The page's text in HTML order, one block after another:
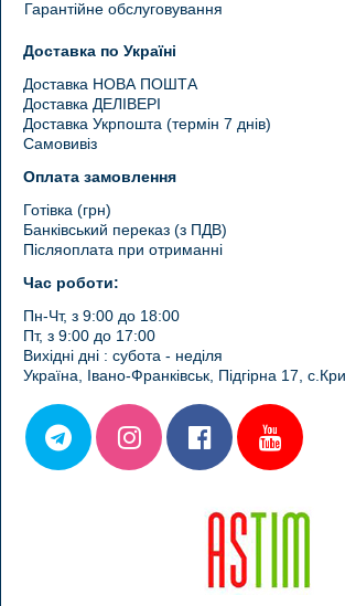
Гарантійне обслуговування
Доставка по Україні
Доставка НОВА ПОШТА
Доставка ДЕЛІВЕРІ
Доставка Укрпошта (термін 7 днів)
Самовивіз
Оплата замовлення
Готівка (грн)
Банківський переказ (з ПДВ)
Післяоплата при отриманні
Час роботи:
Пн-Чт, з 9:00 до 18:00
Пт, з 9:00 до 17:00
Вихідні дні : субота - неділя
Україна, Івано-Франківськ, Підгірна 17,